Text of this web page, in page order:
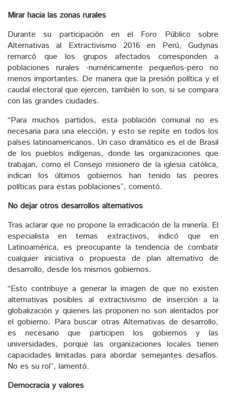
Mirar hacia las zonas rurales
Durante su participación en el Foro Público sobre
Alternativas al Extractivismo 2016 en Perú, Gudynas
remarcó que los grupos afectados corresponden a
poblaciones rurales -numéricamente pequeños-pero no
menos importantes. De manera que la presión política y el
caudal electoral que ejercen, también lo son, si se compara
con las grandes ciudades.
“Para muchos partidos, esta población comunal no es
necesaria para una elección, y esto se repite en todos los
países latinoamericanos. Un caso dramático es el de Brasil
de los pueblos indígenas, donde las organizaciones que
trabajan, como el Consejo misionero de la iglesia católica,
indican los últimos gobiernos han tenido las peores
políticas para estas poblaciones”, comentó.
No dejar otros desarrollos alternativos
Tras aclarar que no propone la erradicación de la minería. El
especialista en temas extractivos, indicó que en
Latinoamérica, es preocupante la tendencia de combatir
cualquier iniciativa o propuesta de plan alternativo de
desarrollo, desde los mismos gobiernos.
“Esto contribuye a generar la imagen de que no existen
alternativas posibles al extractivismo de inserción a la
globalización y quienes las proponen no son alentados por
el gobierno. Para buscar otras Alternativas de desarrollo,
es necesario que participen los gobiernos y las
universidades, porque las organizaciones locales tienen
capacidades limitadas para abordar semejantes desafíos.
No es su rol”, lamentó.
Democracia y valores